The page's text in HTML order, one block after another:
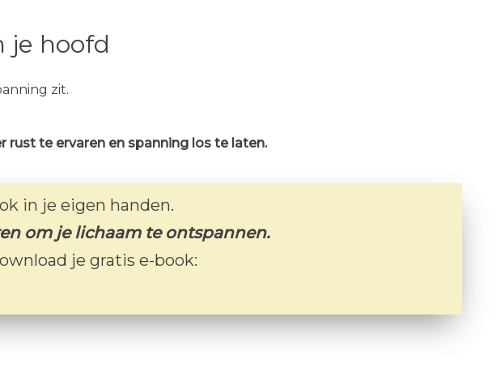
je hoofd
zit.
te ervaren en spanning los te laten.
in je eigen handen.
om je lichaam te ontspannen.
je gratis e-book: